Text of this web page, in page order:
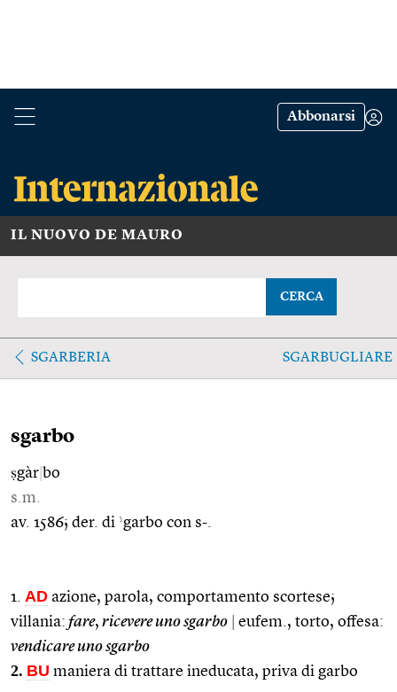
Abbonarsi
IL NUOVO DE MAURO
CERCA
SGARBERIA SGARBUGLIARE
sgarbo
ṣgàr bo
s.m.
av. 1586; der. di 1garbo con s-.
1. AD azione, parola, comportamento scortese;
villania: fare, ricevere uno sgarbo
eufem., torto, offesa:
vendicare uno sgarbo
2. BU maniera di trattare ineducata, priva di garbo